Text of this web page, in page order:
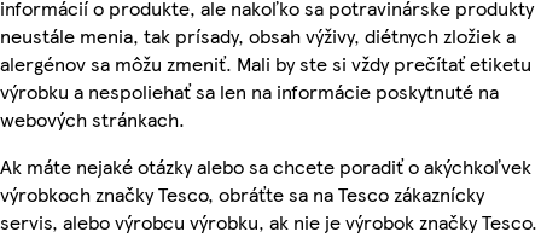
informácií o produkte, ale nakoľko sa potravinárske produkty
neustále menia, tak prísady, obsah výživy, diétnych zložiek a
alergénov sa môžu zmeniť. Mali by ste si vždy prečítať etiketu
výrobku a nespoliehať sa len na informácie poskytnuté na
webových stránkach.
Ak máte nejaké otázky alebo sa chcete poradiť o akýchkoľvek
výrobkoch značky Tesco, obráťte sa na Tesco zákaznícky
servis, alebo výrobcu výrobku, ak nie je výrobok značky Tesco.